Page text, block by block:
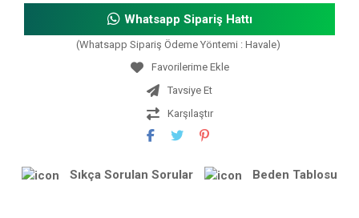
Whatsapp Sipariş Hattı
(Whatsapp Sipariş Ödeme Yöntemi : Havale)
Tavsiye Et
Karşılaştır
Sıkça Sorulan Sorular Beden Tablosu